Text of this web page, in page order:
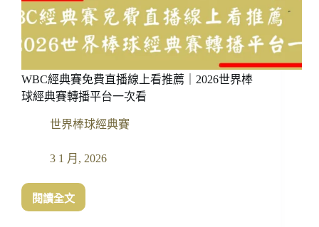
WBC經典賽免費直播線上看推薦｜2026世界棒
球經典賽轉播平台一次看
世界棒球經典賽
3 1 月, 2026
閱讀全文
WBC